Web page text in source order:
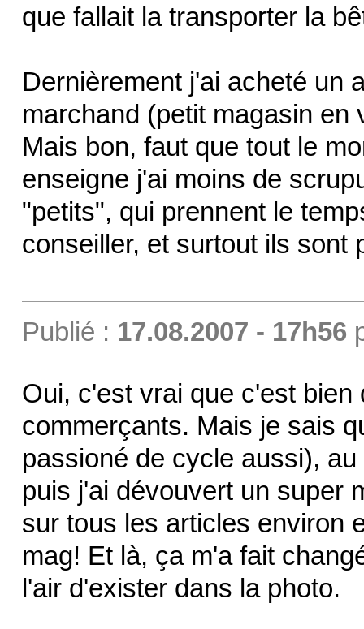
que fallait la transporter la
Dernièrement j'ai acheté un
marchand (petit magasin en
Mais bon, faut que tout le
enseigne j'ai moins de
"petits", qui prennent le
conseiller, et surtout ils sont
Publié : 17.08.2007 - 17h56
Oui, c'est vrai que c'est
commerçants. Mais je sais
passioné de cycle aussi),
puis j'ai dévouvert un super
sur tous les articles environ
mag! Et là, ça m'a fait
l'air d'exister dans la photo.